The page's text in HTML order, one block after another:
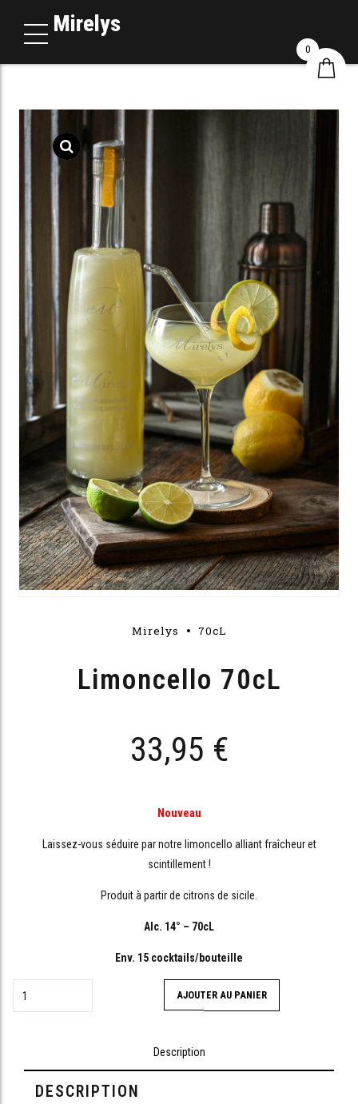
Mirelys
Mirelys 70cL
Limoncello 70cL
33,95 €
Nouveau
Laissez-vous séduire par notre limoncello alliant fraîcheur et
scintillement !
Produit à partir de citrons de sicile.
Alc. 14° – 70cL
Env. 15 cocktails/bouteille
de
AJOUTER AU PANIER
Description
DESCRIPTION
0